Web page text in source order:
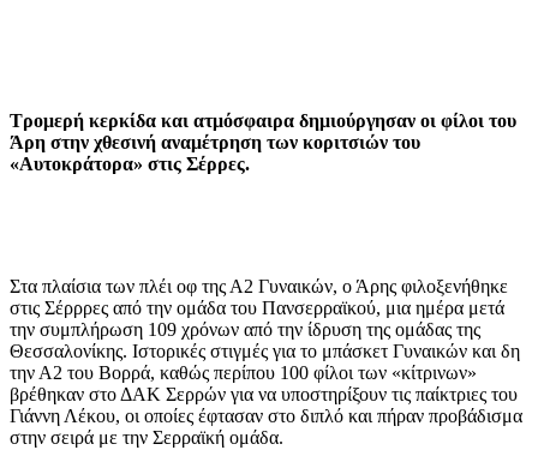
Τρομερή κερκίδα και ατμόσφαιρα δημιούργησαν οι φίλοι του
Άρη στην χθεσινή αναμέτρηση των κοριτσιών του
«Αυτοκράτορα» στις Σέρρες.
Στα πλαίσια των πλέι οφ της Α2 Γυναικών, ο Άρης φιλοξενήθηκε
στις Σέρρρες από την ομάδα του Πανσερραϊκού, μια ημέρα μετά
την συμπλήρωση 109 χρόνων από την ίδρυση της ομάδας της
Θεσσαλονίκης. Ιστορικές στιγμές για το μπάσκετ Γυναικών και δη
την Α2 του Βορρά, καθώς περίπου 100 φίλοι των «κίτρινων»
βρέθηκαν στο ΔΑΚ Σερρών για να υποστηρίξουν τις παίκτριες του
Γιάννη Λέκου, οι οποίες έφτασαν στο διπλό και πήραν προβάδισμα
στην σειρά με την Σερραϊκή ομάδα.